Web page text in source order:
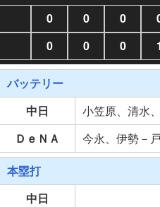
0 0 0
0 0 0
バッテリー
中日
小笠原、清水
ＤｅＮＡ
今永、伊勢－
本塁打
中日